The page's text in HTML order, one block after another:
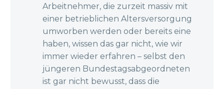
Arbeitnehmer, die zurzeit massiv mit
einer betrieblichen Altersversorgung
umworben werden oder bereits eine
haben, wissen das gar nicht, wie wir
immer wieder erfahren – selbst den
jüngeren Bundestagsabgeordneten
ist gar nicht bewusst, dass die